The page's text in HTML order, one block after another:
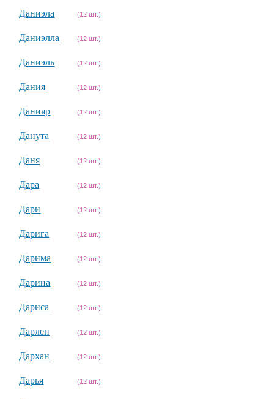
Даниэла (12 шт.)
Даниэлла (12 шт.)
Даниэль (12 шт.)
Дания (12 шт.)
Данияр (12 шт.)
Данута (12 шт.)
Даня (12 шт.)
Дара (12 шт.)
Дари (12 шт.)
Дарига (12 шт.)
Дарима (12 шт.)
Дарина (12 шт.)
Дариса (12 шт.)
Дарлен (12 шт.)
Дархан (12 шт.)
Дарья (12 шт.)